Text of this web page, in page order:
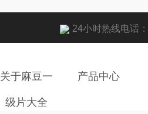
24小时热线电话：
关于麻豆一
级片大全
产品中心